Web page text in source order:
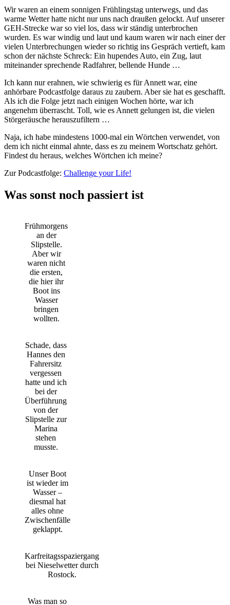
Wir waren an einem sonnigen Frühlingstag unterwegs, und das
warme Wetter hatte nicht nur uns nach draußen gelockt. Auf unserer
GEH-Strecke war so viel los, dass wir ständig unterbrochen
wurden. Es war windig und laut und kaum waren wir nach einer der
vielen Unterbrechungen wieder so richtig ins Gespräch vertieft, kam
schon der nächste Schreck: Ein hupendes Auto, ein Zug, laut
miteinander sprechende Radfahrer, bellende Hunde …
Ich kann nur erahnen, wie schwierig es für Annett war, eine
anhörbare Podcastfolge daraus zu zaubern. Aber sie hat es geschafft.
Als ich die Folge jetzt nach einigen Wochen hörte, war ich
angenehm überrascht. Toll, wie es Annett gelungen ist, die vielen
Störgeräusche herauszufiltern …
Naja, ich habe mindestens 1000-mal ein Wörtchen verwendet, von
dem ich nicht einmal ahnte, dass es zu meinem Wortschatz gehört.
Findest du heraus, welches Wörtchen ich meine?
Zur Podcastfolge: Challenge your Life!
Was sonst noch passiert ist
Frühmorgens
an der
Slipstelle.
Aber wir
waren nicht
die ersten,
die hier ihr
Boot ins
Wasser
bringen
wollten.
Schade, dass
Hannes den
Fahrersitz
vergessen
hatte und ich
bei der
Überführung
von der
Slipstelle zur
Marina
stehen
musste.
Unser Boot
ist wieder im
Wasser –
diesmal hat
alles ohne
Zwischenfälle
geklappt.
Karfreitagsspaziergang
bei Nieselwetter durch
Rostock.
Was man so